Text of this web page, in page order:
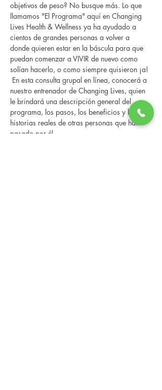
objetivos de peso? No busque más. Lo que
llamamos "El Programa" aquí en Changing
Lives Health & Wellness ya ha ayudado a
cientos de grandes personas a volver a
donde quieren estar en la báscula para que
puedan comenzar a VIVIR de nuevo como
solían hacerlo, o como siempre quisieron ¡a!
nuestro entrenador de Changing Lives, quien
le brindará una descripción general del
programa, los pasos, los beneficios y las
historias reales de otras personas que han
pasado por él.